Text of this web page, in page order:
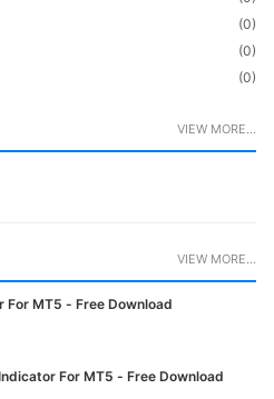
(0)
(0)
(0)
VIEW MORE...
VIEW MORE...
For MT5 - Free Download
For MT5 - Free Download